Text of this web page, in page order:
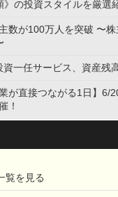
の投資スタイルを厳選
数が100万人を突破 〜
資一任サービス、資産残
が直接つながる1日】6/
！
覧を見る